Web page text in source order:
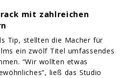
mit zahlreichen
Tip, stellten die Macher für
ein zwölf Titel umfassendes
“Wir wollten etwas
ließ das Studio